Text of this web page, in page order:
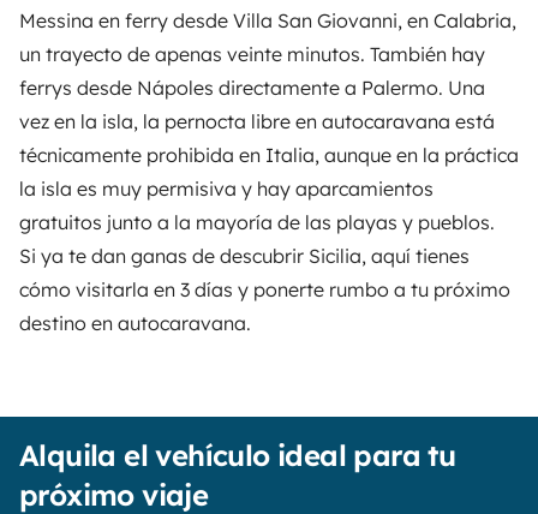
Messina en ferry desde Villa San Giovanni, en Calabria,
un trayecto de apenas veinte minutos. También hay
ferrys desde Nápoles directamente a Palermo. Una
vez en la isla, la pernocta libre en autocaravana está
técnicamente prohibida en Italia, aunque en la práctica
la isla es muy permisiva y hay aparcamientos
gratuitos junto a la mayoría de las playas y pueblos.
Si ya te dan ganas de descubrir Sicilia, aquí tienes
cómo visitarla en 3 días y ponerte rumbo a tu próximo
destino en autocaravana.
Alquila el vehículo ideal para tu
próximo viaje